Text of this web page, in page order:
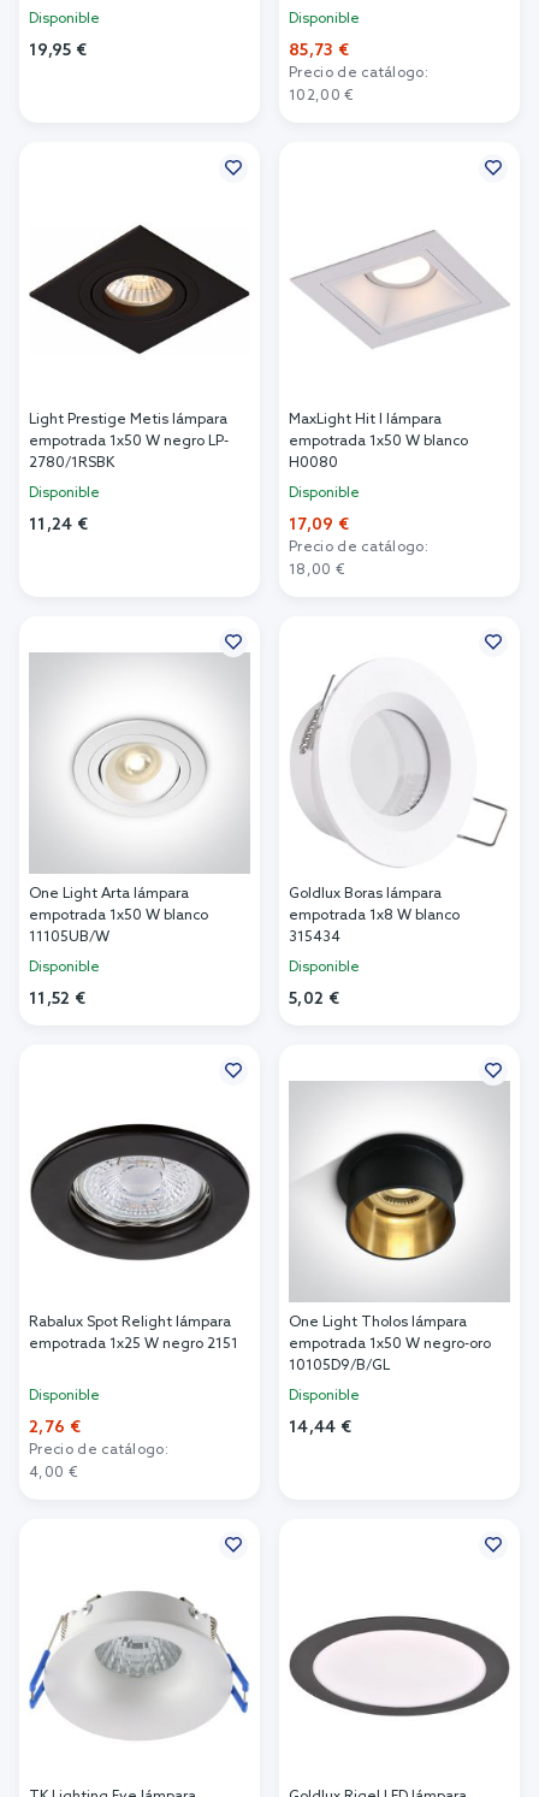
Disponible
19,95 €
Disponible
85,73 €
Precio de catálogo:
102,00 €
Light Prestige Metis lámpara
empotrada 1x50 W negro LP-
2780/1RSBK
Disponible
11,24 €
MaxLight Hit I lámpara
empotrada 1x50 W blanco
H0080
Disponible
17,09 €
Precio de catálogo:
18,00 €
One Light Arta lámpara
empotrada 1x50 W blanco
11105UB/W
Disponible
11,52 €
Goldlux Boras lámpara
empotrada 1x8 W blanco
315434
Disponible
5,02 €
Rabalux Spot Relight lámpara
empotrada 1x25 W negro 2151
Disponible
2,76 €
Precio de catálogo:
4,00 €
One Light Tholos lámpara
empotrada 1x50 W negro-oro
10105D9/B/GL
Disponible
14,44 €